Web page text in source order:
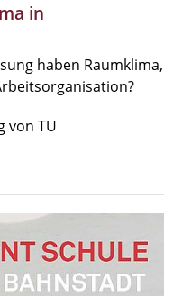
in
haben Raumklima,
von TU